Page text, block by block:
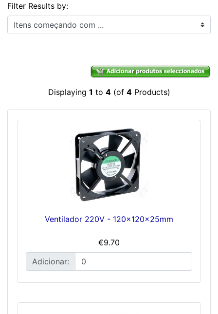
Filter Results by:
Itens começando com ...
Displaying 1 to 4(of 4Products)
Ventilador 220V - 120x120x25mm
€9.70
Adicionar: